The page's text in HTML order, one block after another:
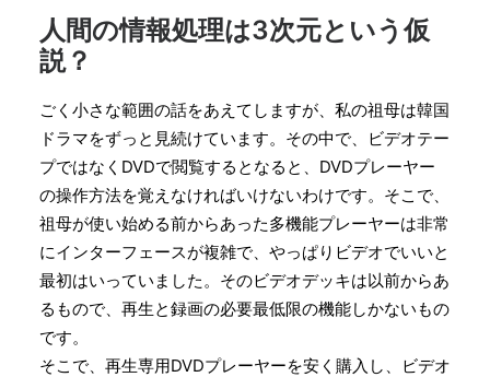
人間の情報処理は3次元という仮
説？
ごく小さな範囲の話をあえてしますが、私の祖母は韓国
ドラマをずっと見続けています。その中で、ビデオテー
プではなくDVDで閲覧するとなると、DVDプレーヤー
の操作方法を覚えなければいけないわけです。そこで、
祖母が使い始める前からあった多機能プレーヤーは非常
にインターフェースが複雑で、やっぱりビデオでいいと
最初はいっていました。そのビデオデッキは以前からあ
るもので、再生と録画の必要最低限の機能しかないもの
です。
そこで、再生専用DVDプレーヤーを安く購入し、ビデオ